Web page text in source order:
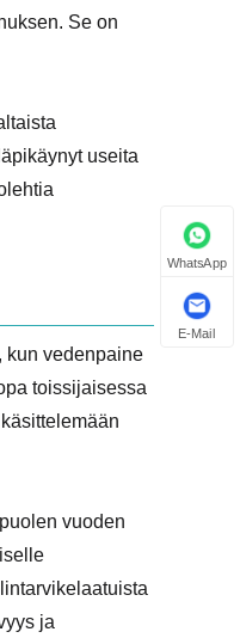
Se on
useita
kun vedenpaine
toissijaisessa
vuoden
ja
WhatsApp
E-Mail